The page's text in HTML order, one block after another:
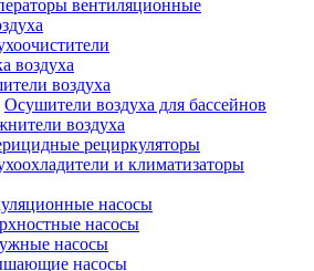
вентиляционные
воздуха
воздуха
Осушители воздуха для бассейнов
воздуха
рециркуляторы
и климатизаторы
насосы
насосы
насосы
насосы